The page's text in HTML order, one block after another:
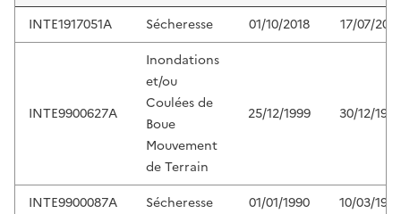
INTE1917051A
Sécheresse 01/10/2018 17/07/2019
INTE9900627A
Inondations
et/ou
Coulées de
Boue
Mouvement
de Terrain
25/12/1999 30/12/1999
INTE9900087A Sécheresse 01/01/1990 10/03/1999